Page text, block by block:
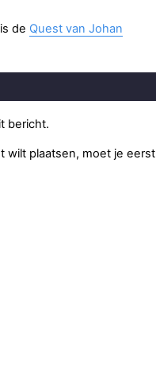
de Quest van Johan
bericht.
wilt plaatsen, moet je eerst